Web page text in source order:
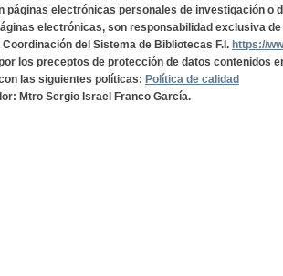
páginas electrónicas personales de investigación o
electrónicas, son responsabilidad exclusiva
del Sistema de Bibliotecas F.I. https://
los preceptos de protección de datos contenidos
las siguientes políticas: Política de calidad
Mtro Sergio Israel Franco García.